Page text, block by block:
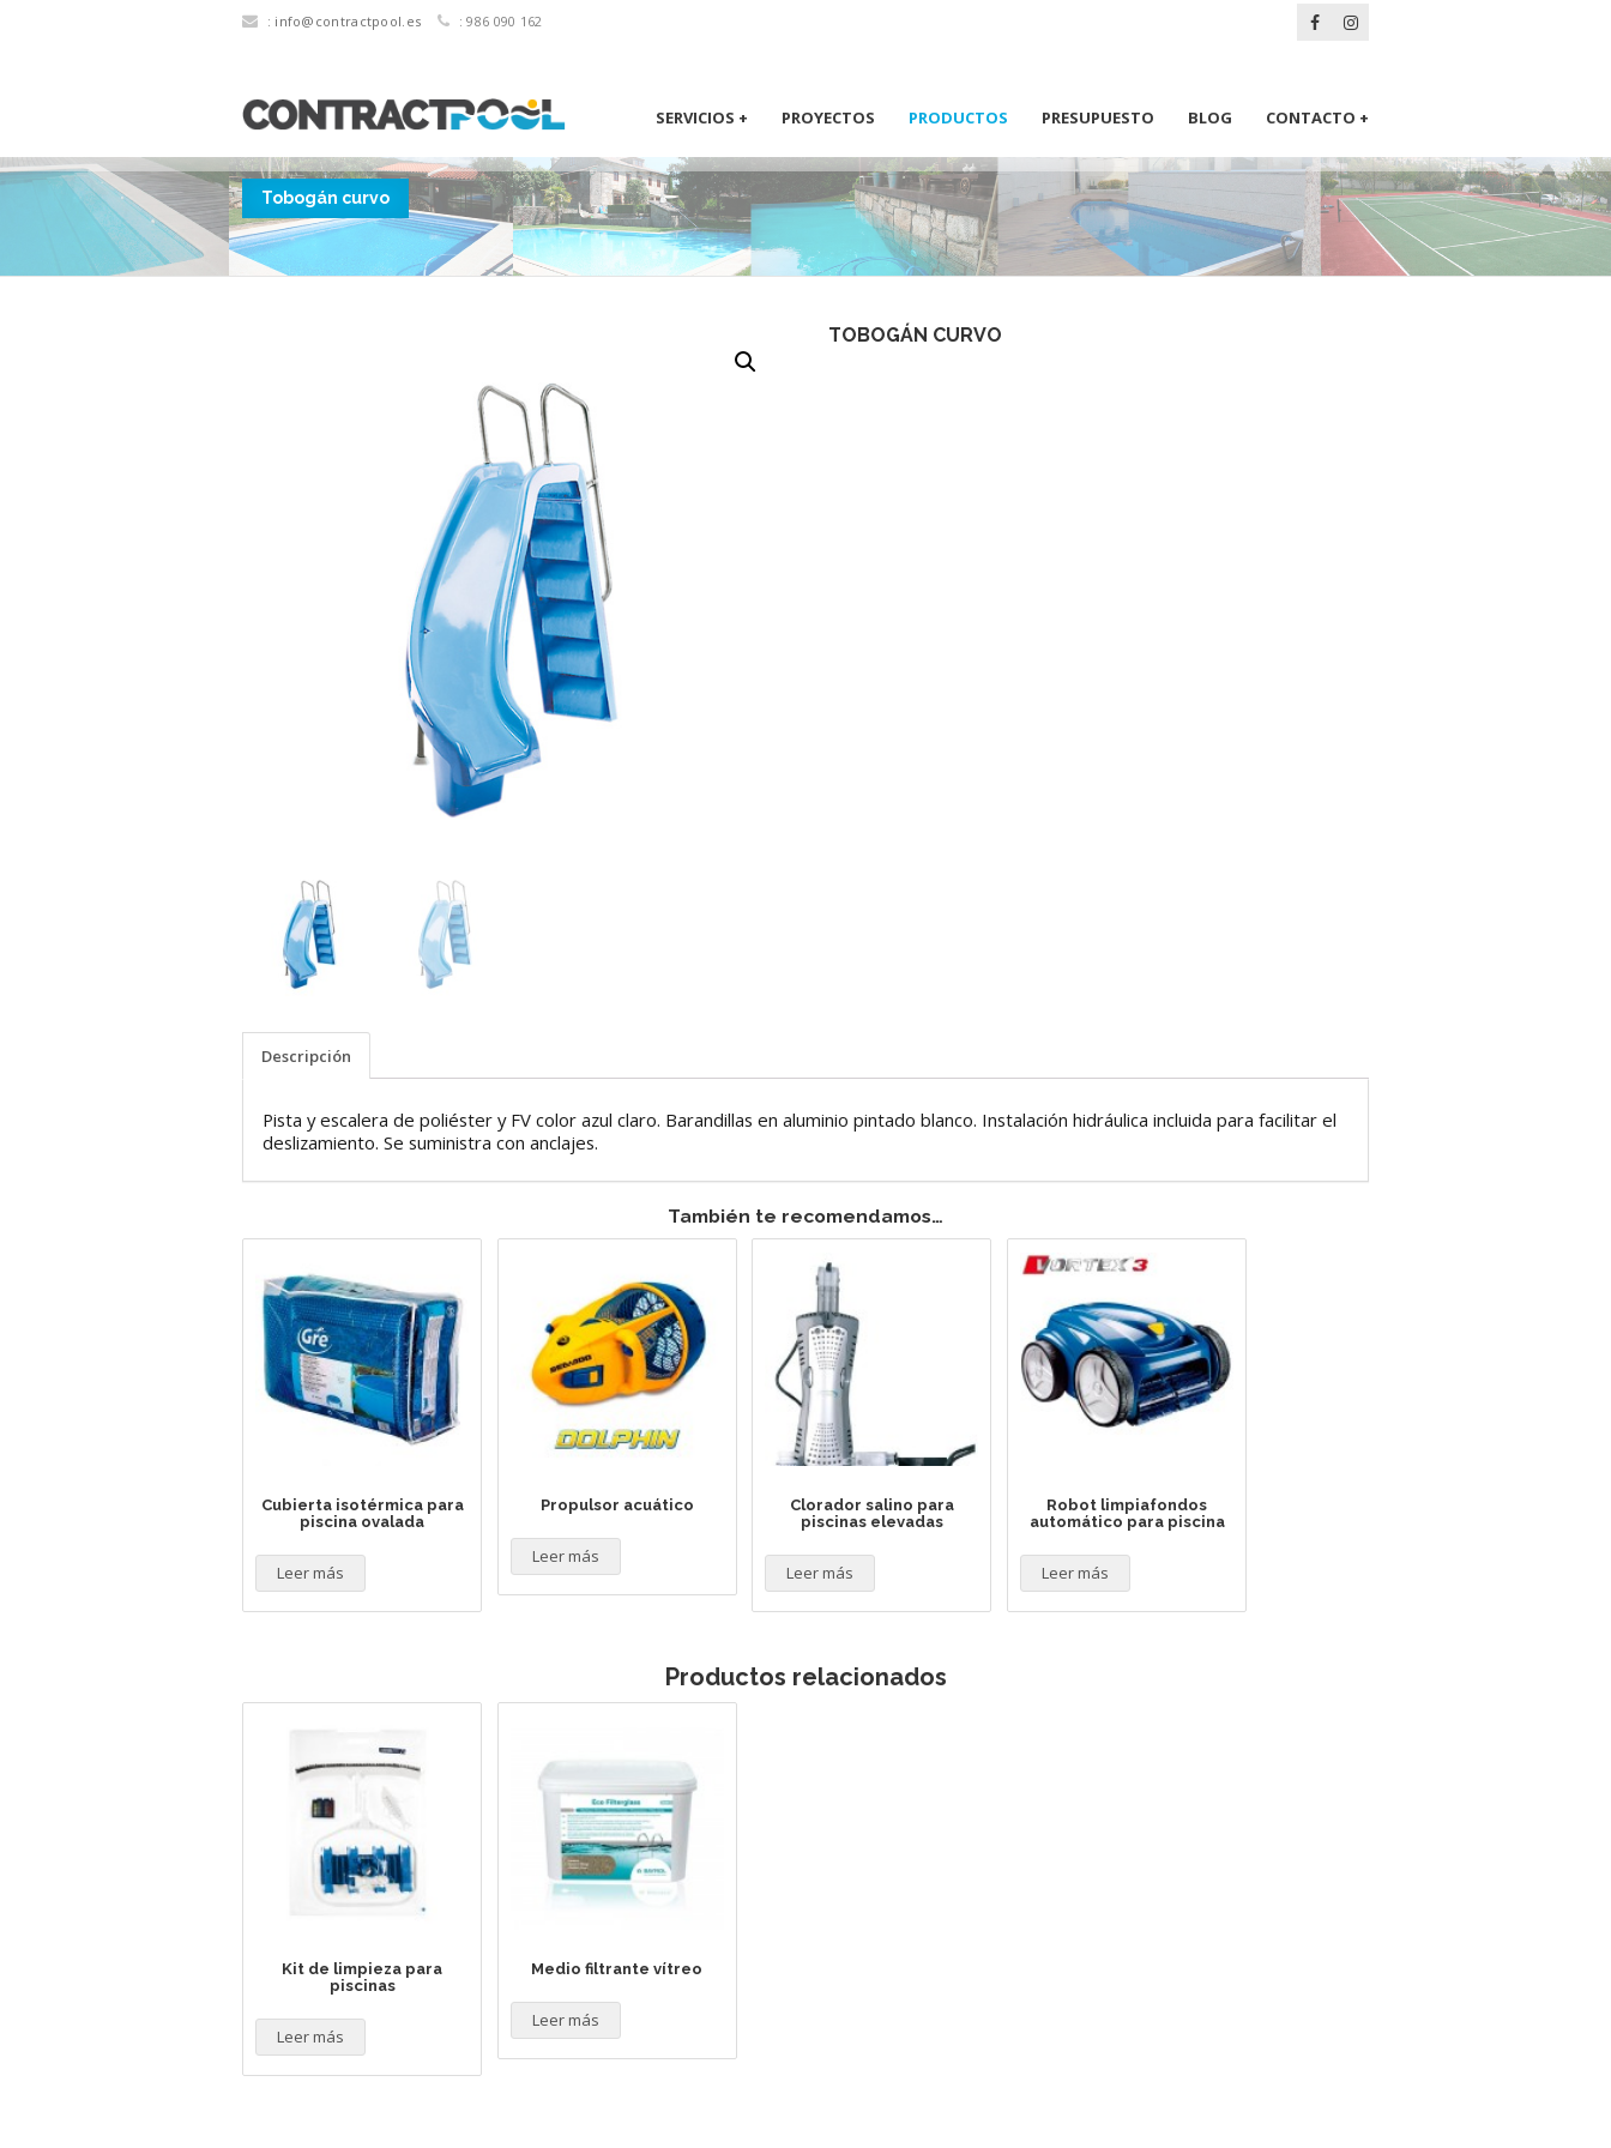
: info@contractpool.es : 986 090 162
SERVICIOS + PROYECTOS PRODUCTOS PRESUPUESTO BLOG CONTACTO +
Tobogán curvo
TOBOGÁN CURVO
Descripción
Pista y escalera de poliéster y FV color azul claro. Barandillas en aluminio pintado blanco. Instalación hidráulica incluida para facilitar el
deslizamiento. Se suministra con anclajes.
También te recomendamos…
Cubierta isotérmica para
piscina ovalada
Leer más
Propulsor acuático
Leer más
Clorador salino para
piscinas elevadas
Leer más
Robot limpiafondos
automático para piscina
Leer más
Productos relacionados
Kit de limpieza para
piscinas
Leer más
Medio filtrante vítreo
Leer más